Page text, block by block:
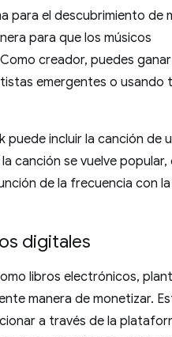
para el descubrimiento de
para que los músicos
creador, puedes
emergentes o usando
puede incluir la canción de
canción se vuelve
de la frecuencia con
digitales
libros electrónicos,
manera de monetizar.
a través de la